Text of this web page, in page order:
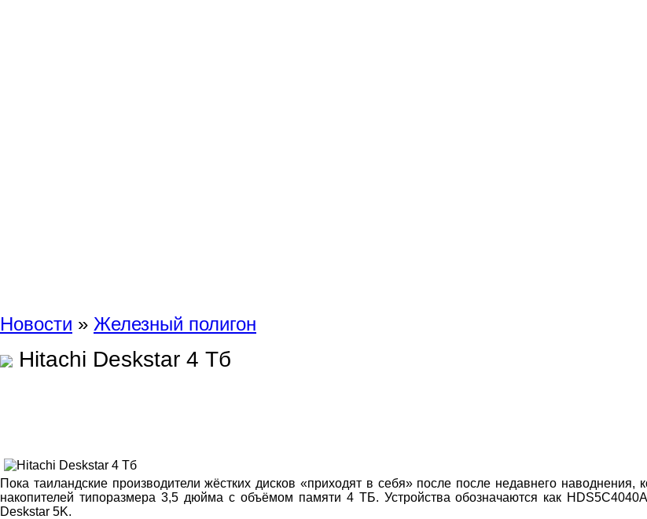
Новости » Железный полигон
Hitachi Deskstar 4 Тб
Пока таиландские производители жёстких дисков «приходят в себя» после после недавнего
накопителей типоразмера 3,5 дюйма с объёмом памяти 4 ТБ. Устройства обозначаются как
Deskstar 5K.